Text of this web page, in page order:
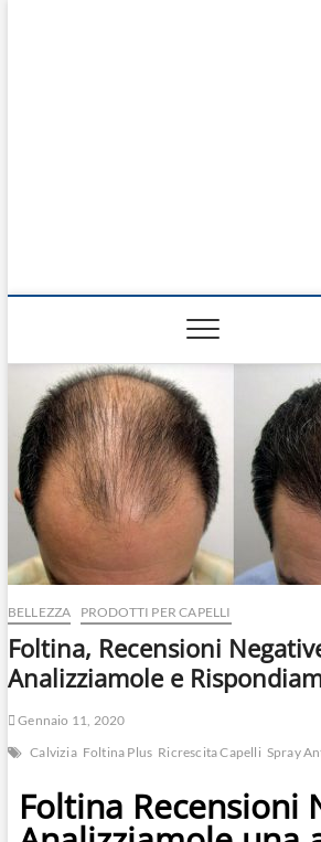
Prodotti
BELLEZZA PRODOTTI PER CAPELLI
Foltina, Recensioni
Analizziamole e
Gennaio 11, 2020
Calvizia Foltina Plus Ricrescita Capelli Spray
Foltina Recensioni